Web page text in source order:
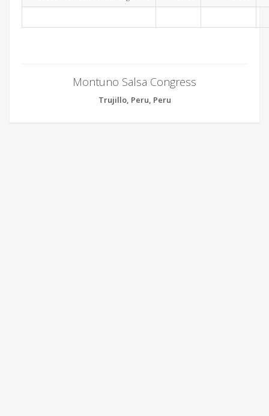
Montuno Salsa Congress
Trujillo, Peru, Peru